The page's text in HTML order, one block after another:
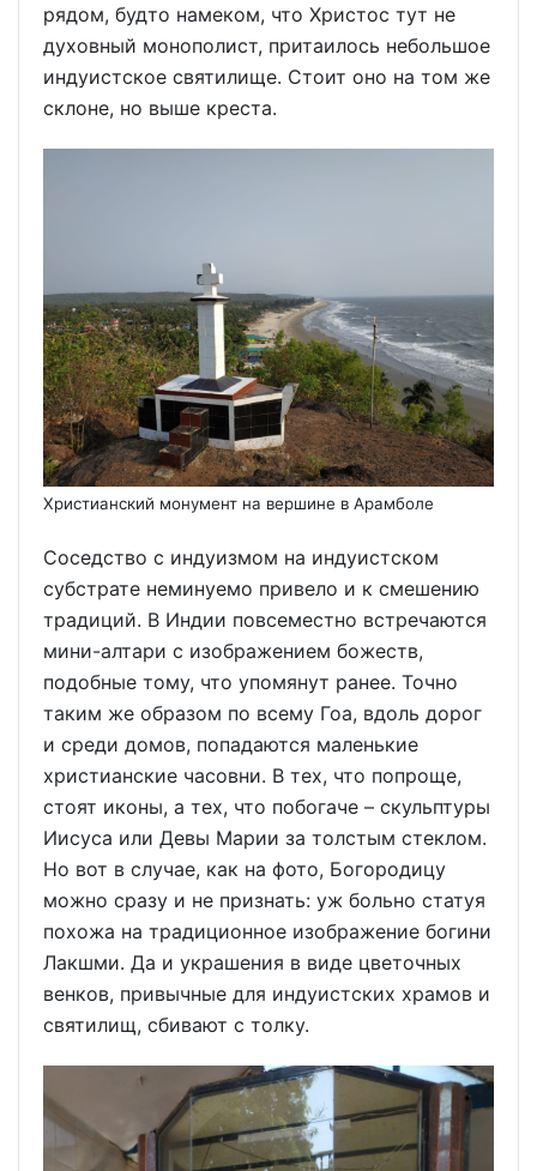
рядом, будто намеком, что Христос тут не
духовный монополист, притаилось небольшое
индуистское святилище. Стоит оно на том же
склоне, но выше креста.
Христианский монумент на вершине в Арамболе
Соседство с индуизмом на индуистском
субстрате неминуемо привело и к смешению
традиций. В Индии повсеместно встречаются
мини-алтари с изображением божеств,
подобные тому, что упомянут ранее. Точно
таким же образом по всему Гоа, вдоль дорог
и среди домов, попадаются маленькие
христианские часовни. В тех, что попроще,
стоят иконы, а тех, что побогаче – скульптуры
Иисуса или Девы Марии за толстым стеклом.
Но вот в случае, как на фото, Богородицу
можно сразу и не признать: уж больно статуя
похожа на традиционное изображение богини
Лакшми. Да и украшения в виде цветочных
венков, привычные для индуистских храмов и
святилищ, сбивают с толку.